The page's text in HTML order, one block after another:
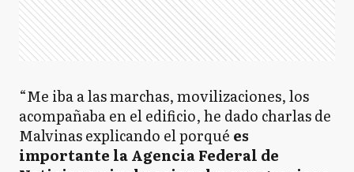
“Me iba a las marchas, movilizaciones, los
acompañaba en el edificio, he dado charlas de
Malvinas explicando el porqué es
importante la Agencia Federal de